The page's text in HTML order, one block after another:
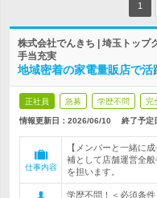
1
株式会社でんきち | 埼玉トップ
手当充実
地域密着の家電量販店で活
正社員 急募 学歴不問 完
情報更新日：2026/06/10 終了予定
仕事内容
【メンバーと一緒に
補として店舗運営全
を担います。
学歴不問！＜必須条